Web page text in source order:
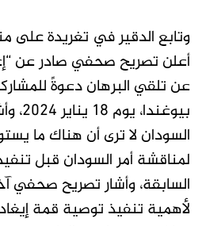
وتابع الدقير في تغريدة
أعلن تصريح صحفي صادر عن
عن تلقي البرهان دعوةً
السودان لا ترى أن هناك ما
لمناقشة أمر السودان قبل
السابقة، وأشار تصريح صحفي
لأهمية تنفيذ توصية قمة